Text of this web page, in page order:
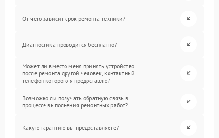
От чего зависит срок ремонта техники?
Диагностика проводится бесплатно?
Может ли вместо меня принять устройство
после ремонта другой человек, контактный
телефон которого я предоставлю?
Возможно ли получать обратную связь в
процессе выполнения ремонтных работ?
Какую гарантию вы предоставляете?